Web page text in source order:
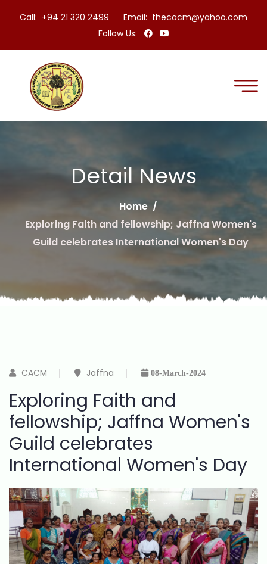
Call: +94 21 320 2499 Email: thecacm@yahoo.com
Follow Us:
Detail News
Home
Exploring Faith and fellowship; Jaffna Women's
Guild celebrates International Women's Day
CACM Jaffna 08-March-2024
Exploring Faith and
fellowship; Jaffna Women's
Guild celebrates
International Women's Day